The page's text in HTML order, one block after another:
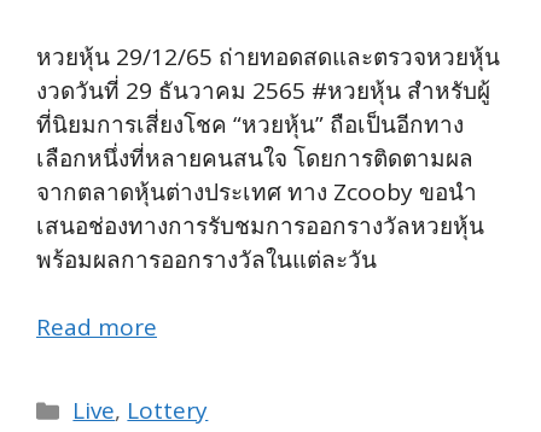
หวยหุ้น 29/12/65 ถ่ายทอดสดและตรวจหวยหุ้น
งวดวันที่ 29 ธันวาคม 2565 #หวยหุ้น สำหรับผู้
ที่นิยมการเสี่ยงโชค “หวยหุ้น” ถือเป็นอีกทาง
เลือกหนึ่งที่หลายคนสนใจ โดยการติดตามผล
จากตลาดหุ้นต่างประเทศ ทาง Zcooby ขอนำ
เสนอช่องทางการรับชมการออกรางวัลหวยหุ้น
พร้อมผลการออกรางวัลในแต่ละวัน
Read more
Categories
Live, Lottery